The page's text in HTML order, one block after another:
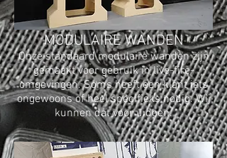
MODULAIRE WANDEN
Onze standaard modulaire wanden zijn
gemaakt voor gebruik in live-fire-
omgevingen. Soms heeft een klant iets
ongewoons of heel specifieks nodig. Wij
kunnen dat voor u doen.